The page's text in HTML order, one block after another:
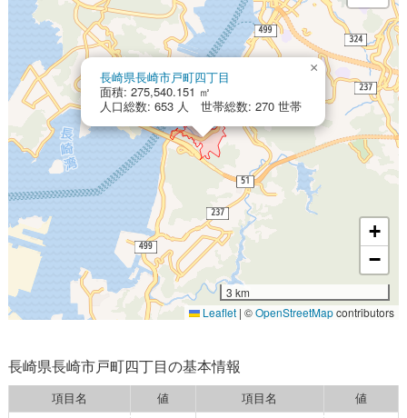
長崎県長崎市戸町四丁目
面積: 275,540.151 ㎡
人口総数: 653 人 世帯総数: 270 世帯
×
+
−
3 km
Leaflet | ©OpenStreetMapcontributors
長崎県長崎市戸町四丁目の基本情報
項目名 値 項目名
値